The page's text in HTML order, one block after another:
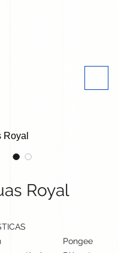
Royal
Pongee 190T.